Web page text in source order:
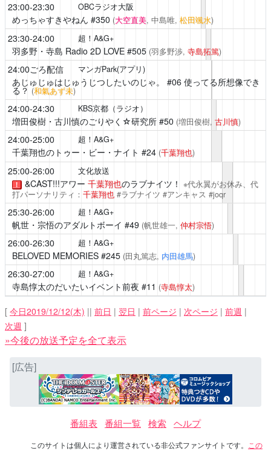
23:00-23:30 OBCラジオ大阪
めっちゃすきやねん #350 (大空直美, 中島唯, 松田颯水)
23:30-24:00 超！A&G+
羽多野・寺島 Radio 2D LOVE#505 (羽多野渉, 寺島拓篤)
24:00ごろ配信 マンガPark(アプリ)
あじゅじゅはじゅうじつしたいのじゃ。 #06 使ってる所想像でき
る？(和氣あず未)
24:00-24:30 KBS京都（ラジオ）
増田俊樹・古川慎のごりやく☆研究所#50 (増田俊樹, 古川慎)
24:00-25:00 超！A&G+
千葉翔也のトゥー・ビー・ナイト #24 (千葉翔也)
25:00-26:00 文化放送
！ &CAST!!!アワー 千葉翔也のラブナイツ！ ※代永翼がお休み、代
打パーソナリティ： 千葉翔也#ラブナイツ #アンキャス #joqr
25:30-26:00 超！A&G+
帆世・宗悟のアダルトボーイ #49 (帆世雄一, 仲村宗悟)
26:00-26:30 超！A&G+
BELOVED MEMORIES#245 (田丸篤志, 内田雄馬)
26:30-27:00 超！A&G+
寺島惇太のだいたいイベント前夜 #11 (寺島惇太)
[ 今日2019/12/12(木) || 前日 | 翌日 | 前ページ | 次ページ | 前週 |
次週 ]
»今後の放送予定を全て表示
[広告]
番組表 番組一覧 検索 ヘルプ
このサイトは個人により運営されている非公式ファンサイトです。 この